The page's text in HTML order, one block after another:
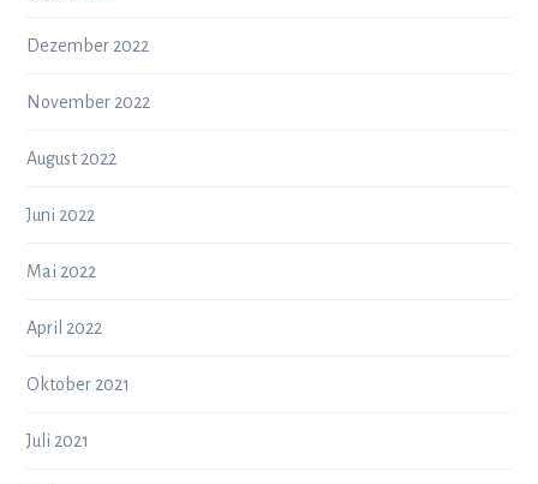
Dezember 2022
November 2022
August 2022
Juni 2022
Mai 2022
April 2022
Oktober 2021
Juli 2021